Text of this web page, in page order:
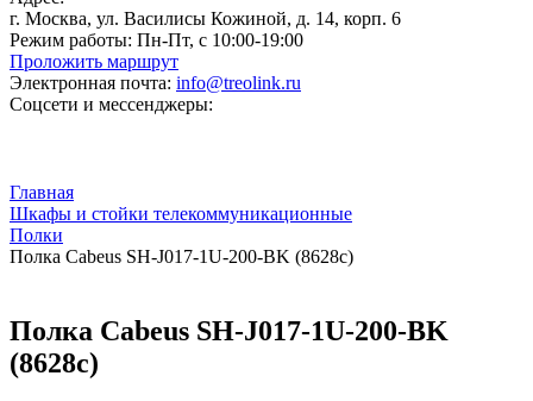
г. Москва, ул. Василисы Кожиной, д. 14, корп. 6
Режим работы: Пн-Пт, с 10:00-19:00
Проложить маршрут
Электронная почта: info@treolink.ru
Соцсети и мессенджеры:
Главная
Шкафы и стойки телекоммуникационные
Полки
Полка Cabeus SH-J017-1U-200-BK (8628c)
Полка Cabeus SH-J017-1U-200-BK
(8628c)